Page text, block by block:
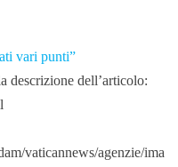
vari punti”
descrizione dell’articolo:
vaticannews/agenzie/ima